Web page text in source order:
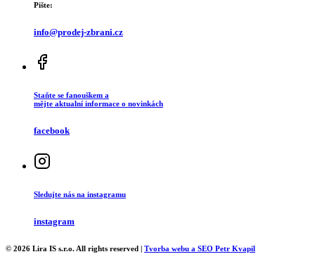
Pište:
info@prodej-zbrani.cz
Staňte se fanouškem a
mějte aktualní informace o novinkách
facebook
Sledujte nás na instagramu
instagram
© 2026 Lira IS s.r.o. All rights reserved | Tvorba webu a SEO Petr Kvapil